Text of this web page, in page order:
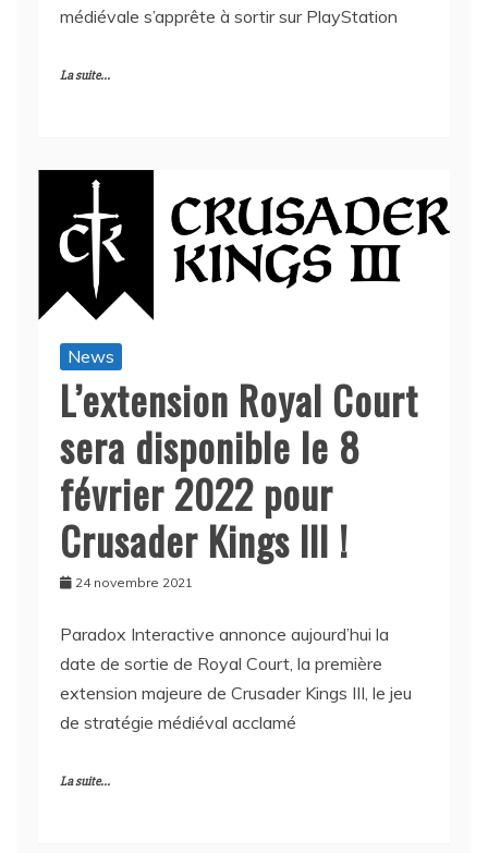
médiévale s’apprête à sortir sur PlayStation
La suite...
News
L’extension Royal Court
sera disponible le 8
février 2022 pour
Crusader Kings III !
24 novembre 2021
Paradox Interactive annonce aujourd’hui la
date de sortie de Royal Court, la première
extension majeure de Crusader Kings III, le jeu
de stratégie médiéval acclamé
La suite...